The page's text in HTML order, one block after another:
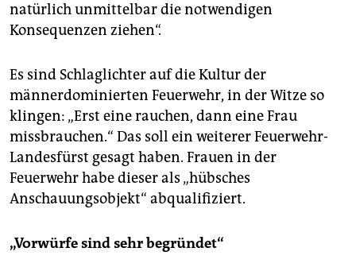
natürlich unmittelbar die notwendigen
Konsequenzen ziehen“.
Es sind Schlaglichter auf die Kultur der
männerdominierten Feuerwehr, in der Witze so
klingen: „Erst eine rauchen, dann eine Frau
missbrauchen.“ Das soll ein weiterer Feuerwehr-
Landesfürst gesagt haben. Frauen in der
Feuerwehr habe dieser als „hübsches
Anschauungsobjekt“ abqualifiziert.
„Vorwürfe sind sehr begründet“